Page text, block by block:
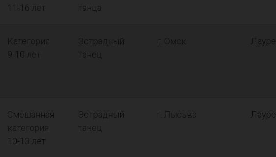
11-16 лет
танца
Категория
9-10 лет
Эстрадный
танец
г. Омск
Смешанная
категория
10-13 лет
Эстрадный
танец
г. Лысьва